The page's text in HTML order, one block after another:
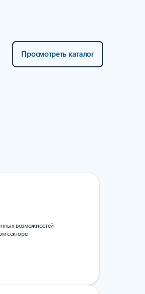
Просмотреть каталог
возможностей
секторе.